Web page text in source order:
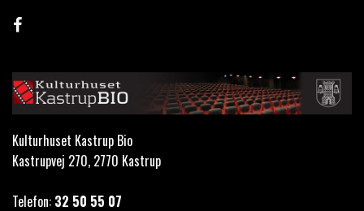
Kulturhuset Kastrup Bio
Kastrupvej 270, 2770 Kastrup
Telefon: 32 50 55 07